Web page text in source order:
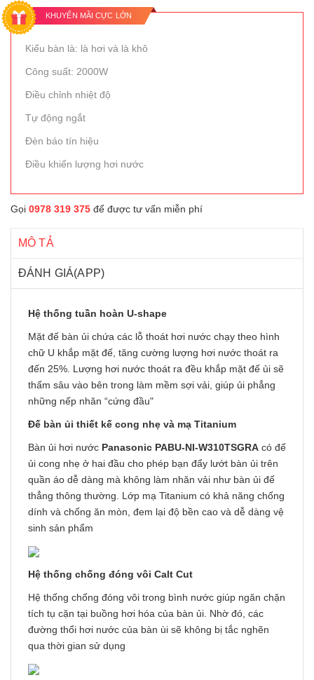
KHUYẾN MÃI CỰC LỚN
Kiểu bàn là: là hơi và là khô
Công suất: 2000W
Điều chỉnh nhiệt độ
Tự động ngắt
Đèn báo tín hiệu
Điều khiển lượng hơi nước
Gọi 0978 319 375 để được tư vấn miễn phí
MÔ TẢ
ĐÁNH GIÁ(APP)
Hệ thống tuần hoàn U-shape
Mặt đế bàn ủi chứa các lỗ thoát hơi nước chạy theo hình
chữ U khắp mặt đế, tăng cường lượng hơi nước thoát ra
đến 25%. Lượng hơi nước thoát ra đều khắp mặt đế ủi sẽ
thấm sâu vào bên trong làm mềm sợi vải, giúp ủi phẳng
những nếp nhăn “cứng đầu"
Đế bàn ủi thiết kế cong nhẹ và mạ Titanium
Bàn ủi hơi nước Panasonic PABU-NI-W310TSGRA có đế
ủi cong nhẹ ở hai đầu cho phép bạn đẩy lướt bàn ủi trên
quần áo dễ dàng mà không làm nhăn vải như bàn ủi đế
thẳng thông thường. Lớp mạ Titanium có khả năng chống
dính và chống ăn mòn, đem lại độ bền cao và dễ dàng vệ
sinh sản phẩm
Hệ thống chống đóng vôi Calt Cut
Hệ thống chống đóng vôi trong bình nước giúp ngăn chặn
tích tụ cặn tại buồng hơi hóa của bàn ủi. Nhờ đó, các
đường thổi hơi nước của bàn ùi sẽ không bị tắc nghẽn
qua thời gian sử dụng